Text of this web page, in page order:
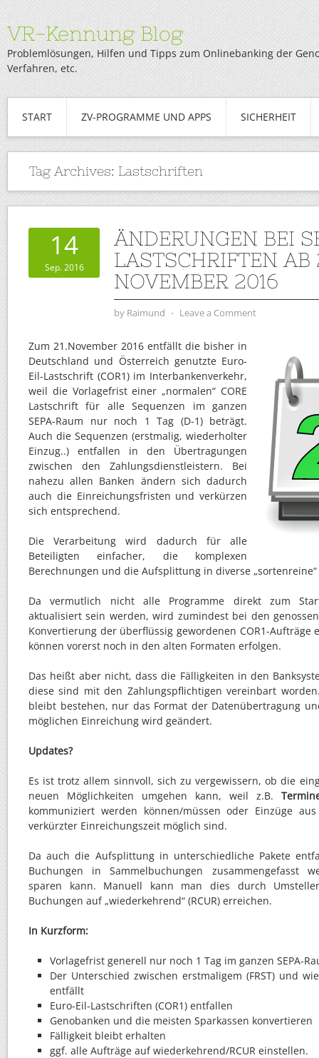
VR-Kennung Blog
Problemlösungen, Hilfen und Tipps zum Onlinebanking der
Verfahren, etc.
START ZV-PROGRAMME UND APPS SICHERHEIT
Tag Archives: Lastschriften
14
Sep. 2016
ÄNDERUNGEN BEI
LASTSCHRIFTEN AB
NOVEMBER 2016
by Raimund ⋅ Leave a Comment
Zum 21.November 2016 entfällt die bisher in
Deutschland und Österreich genutzte Euro-
Eil-Lastschrift (COR1) im Interbankenverkehr,
weil die Vorlagefrist einer „normalen“ CORE
Lastschrift für alle Sequenzen im ganzen
SEPA-Raum nur noch 1 Tag (D-1) beträgt.
Auch die Sequenzen (erstmalig, wiederholter
Einzug..) entfallen in den Übertragungen
zwischen den Zahlungsdienstleistern. Bei
nahezu allen Banken ändern sich dadurch
auch die Einreichungsfristen und verkürzen
sich entsprechend.
Die Verarbeitung wird dadurch für alle
Beteiligten einfacher, die komplexen
Berechnungen und die Aufsplittung in diverse
Da vermutlich nicht alle Programme direkt zum
aktualisiert sein werden, wird zumindest bei den
Konvertierung der überflüssig gewordenen COR1-Aufträge
können vorerst noch in den alten Formaten erfolgen.
Das heißt aber nicht, dass die Fälligkeiten in den
diese sind mit den Zahlungspflichtigen vereinbart
bleibt bestehen, nur das Format der Datenübertragung
möglichen Einreichung wird geändert.
Updates?
Es ist trotz allem sinnvoll, sich zu vergewissern, ob die
neuen Möglichkeiten umgehen kann, weil z.B.
kommuniziert werden können/müssen oder Einzüge
verkürzter Einreichungszeit möglich sind.
Da auch die Aufsplittung in unterschiedliche Pakete
Buchungen in Sammelbuchungen zusammengefasst
sparen kann. Manuell kann man dies durch
Buchungen auf „wiederkehrend“ (RCUR) erreichen.
In Kurzform:
Vorlagefrist generell nur noch 1 Tag im ganzen SEPA-
Der Unterschied zwischen erstmaligem (FRST) und
entfällt
Euro-Eil-Lastschriften (COR1) entfallen
Genobanken und die meisten Sparkassen konvertieren
Fälligkeit bleibt erhalten
ggf. alle Aufträge auf wiederkehrend/RCUR einstellen.